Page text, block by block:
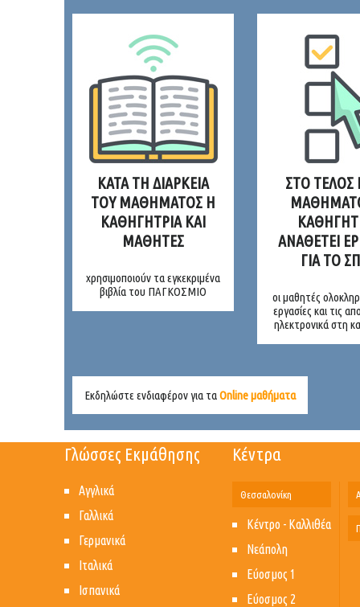
ΚΑΤΑ ΤΗ ΔΙΑΡΚΕΙΑ
ΤΟΥ ΜΑΘΗΜΑΤΟΣ Η
ΚΑΘΗΓΗΤΡΙΑ ΚΑΙ
ΜΑΘΗΤΕΣ
χρησιμοποιούν τα εγκεκριμένα
βιβλία του ΠΑΓΚΟΣΜΙΟ
ΣΤΟ ΤΕΛΟΣ
ΑΝΑΘΕΤΕΙ
ΓΙΑ ΤΟ
οι μαθητές
εργασίες και τις
ηλεκτρονικά στη
Εκδηλώστε ενδιαφέρον για ταOnline μαθήματα
Γλώσσες Εκμάθησης
Αγγλικά
Γαλλικά
Γερμανικά
Ιταλικά
Ισπανικά
Κέντρα
Θεσσαλονίκη
Κέντρο - Καλλιθέα
Νεάπολη
Εύοσμος 1
Εύοσμος 2